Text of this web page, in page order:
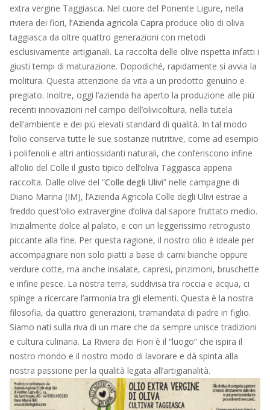
extra vergine Taggiasca. Nel cuore del Ponente Ligure, nella
riviera dei fiori, l’Azienda agricola Capra produce olio di oliva
taggiasca da oltre quattro generazioni con metodi
esclusivamente artigianali. La raccolta delle olive rispetta infatti i
giusti tempi di maturazione. Dopodiché, rapidamente si avvia la
molitura. Questa attenzione da vita a un prodotto genuino e
pregiato. Inoltre, oggi l’azienda ha aperto la produzione alle più
recenti innovazioni nel campo dell’olivicoltura, nella tutela
dell’ambiente e dei più elevati standard di qualità. In tal modo
l’olio conserva tutte le sue sostanze nutritive, come ad esempio
i polifenoli e altri antiossidanti naturali, che conferiscono infine
all’olio del Colle il gusto tipico dell’oliva Taggiasca appena
raccolta. Dalle olive del “Colle degli Ulivi” nelle campagne di
Diano Marina (IM), l’Azienda Agricola Colle degli Ulivi estrae a
freddo quest’olio extravergine d’oliva dal sapore fruttato medio.
Inizialmente dolce al palato, e con un leggerissimo retrogusto
piccante alla fine. Per questa ragione, il nostro olio è ideale per
accompagnare non solo piatti a base di carni bianche oppure
verdure cotte, ma anche insalate, capresi, pinzimoni, bruschette
e infine pesce. La nostra terra, suddivisa tra roccia e acqua, ci
spinge a ricercare l’armonia tra gli elementi. Questa è la nostra
filosofia, da quattro generazioni, tramandata di padre in figlio.
Siamo nati sulla riva di un mare che da sempre unisce tradizioni
e cultura culinaria. La Riviera dei Fiori è il “luogo” che ispira il
nostro mondo e il nostro modo di lavorare e dà spinta alla
nostra passione per la qualità legata all’artigianalità.